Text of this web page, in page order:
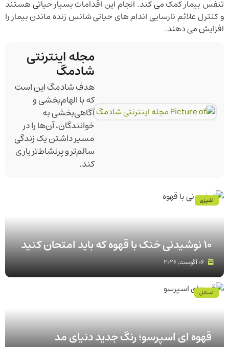
تنفس بیمار کمک می کند. انجام این اقدامات بسیار حیاتی هستند
و کنترل علائم نارسایی اندام های حیاتی شانس زنده ماندن بیمار را
افزایش می دهند.
مجله اینترنتی
شادمگ
هدف شادمگ این است
که با الهام‌بخشی و
آگاهی‌بخشی به
خوانندگان، آن‌ها را در
مسیر داشتن یک زندگی
سالم‌تر و پرنشاط‌تر یاری
کند.
۱۰ نوشیدنی خنک با قهوه که باید امتحان کنید
06 آگوست, 2026
آشپزی
قهوه‌ ای اسپرسو؛ رنگ جدید دنیای مد
استایل